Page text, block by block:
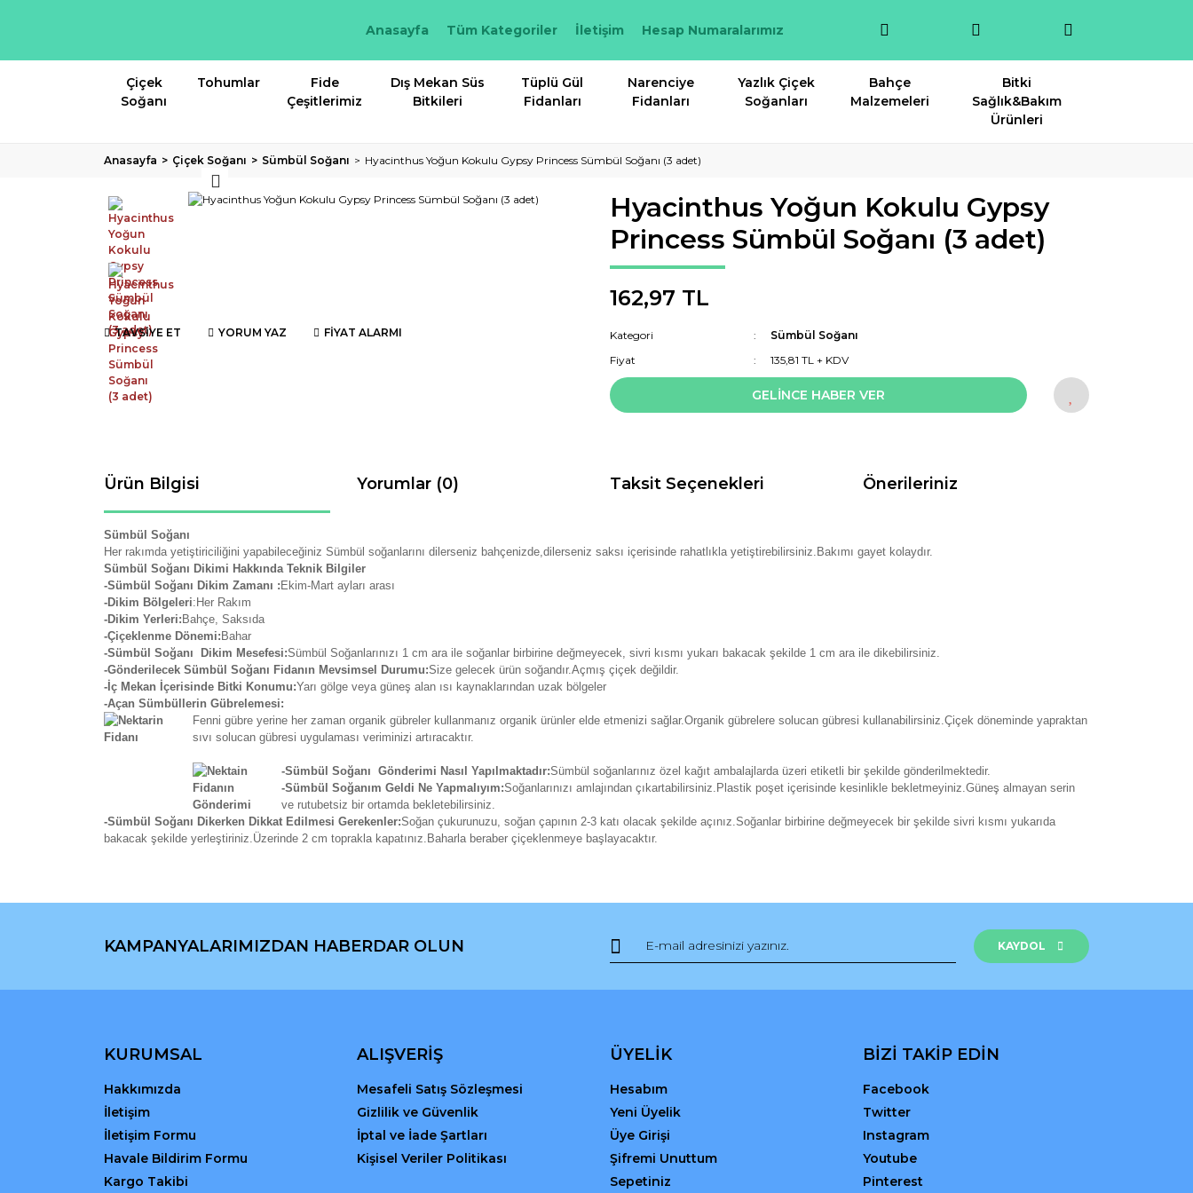
Anasayfa Tüm Kategoriler İletişim Hesap Numaralarımız
Çiçek
Soğanı
Tohumlar
Fide
Çeşitlerimiz
Dış Mekan Süs
Bitkileri
Tüplü Gül
Fidanları
Narenciye
Fidanları
Yazlık Çiçek
Soğanları
Bahçe
Malzemeleri
Bitki
Sağlık&Bakım
Ürünleri
Anasayfa Çiçek Soğanı Sümbül Soğanı Hyacinthus Yoğun Kokulu Gypsy Princess Sümbül Soğanı (3 adet)
TAVSİYE ET YORUM YAZ FİYAT ALARMI
Hyacinthus Yoğun Kokulu Gypsy
Princess Sümbül Soğanı (3 adet)
162,97 TL
Kategori
Sümbül Soğanı
Fiyat
135,81 TL + KDV
GELİNCE HABER VER
Ürün Bilgisi Yorumlar (0) Taksit Seçenekleri Önerileriniz
Sümbül Soğanı
Her rakımda yetiştiriciliğini yapabileceğiniz Sümbül soğanlarını dilerseniz bahçenizde,dilerseniz saksı içerisinde rahatlıkla yetiştirebilirsiniz.Bakımı gayet kolaydır.
Sümbül Soğanı Dikimi Hakkında Teknik Bilgiler
-Sümbül Soğanı Dikim Zamanı : Ekim-Mart ayları arası
-Dikim Bölgeleri:Her Rakım
-Dikim Yerleri: Bahçe, Saksıda
-Çiçeklenme Dönemi: Bahar
-Sümbül Soğanı Dikim Mesefesi:Sümbül Soğanlarınızı 1 cm ara ile soğanlar birbirine değmeyecek, sivri kısmı yukarı bakacak şekilde 1 cm ara ile dikebilirsiniz.
-Gönderilecek Sümbül Soğanı Fidanın Mevsimsel Durumu:Size gelecek ürün soğandır.Açmış çiçek değildir.
-İç Mekan İçerisinde Bitki Konumu:Yarı gölge veya güneş alan ısı kaynaklarından uzak bölgeler
-Açan Sümbüllerin Gübrelemesi:
Fenni gübre yerine her zaman organik gübreler kullanmanız organik ürünler elde etmenizi sağlar.Organik gübrelere solucan gübresi kullanabilirsiniz.Çiçek döneminde yapraktan
sıvı solucan gübresi uygulaması veriminizi artıracaktır.
-Sümbül Soğanı Gönderimi Nasıl Yapılmaktadır:Sümbül soğanlarınız özel kağıt ambalajlarda üzeri etiketli bir şekilde gönderilmektedir.
-Sümbül Soğanım Geldi Ne Yapmalıyım:Soğanlarınızı amlajından çıkartabilirsiniz.Plastik poşet içerisinde kesinlikle bekletmeyiniz.Güneş almayan serin
ve rutubetsiz bir ortamda bekletebilirsiniz.
-Sümbül Soğanı Dikerken Dikkat Edilmesi Gerekenler:Soğan çukurunuzu, soğan çapının 2-3 katı olacak şekilde açınız.Soğanlar birbirine değmeyecek bir şekilde sivri kısmı yukarıda
bakacak şekilde yerleştiriniz.Üzerinde 2 cm toprakla kapatınız.Baharla beraber çiçeklenmeye başlayacaktır.
Yorum Yaz
Görüş ve önerileriniz için teşekkür ederiz.
Ürün resmi kalitesiz, bozuk veya görüntülenemiyor.
Gönder
KAMPANYALARIMIZDAN HABERDAR OLUN KAYDOL
KURUMSAL
Hakkımızda
İletişim
İletişim Formu
Havale Bildirim Formu
Kargo Takibi
ALIŞVERİŞ
Mesafeli Satış Sözleşmesi
Gizlilik ve Güvenlik
İptal ve İade Şartları
Kişisel Veriler Politikası
ÜYELİK
Hesabım
Yeni Üyelik
Üye Girişi
Şifremi Unuttum
Sepetiniz
BİZİ TAKİP EDİN
Facebook
Twitter
Instagram
Youtube
Pinterest